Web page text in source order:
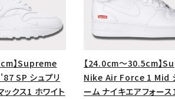
絞り込んで
】Supreme
SP シュプリ
ックス1 ホワイト
【24.0cm～30.5cm】
Nike Air Force 1 Mid
ーム ナイキエアフォース